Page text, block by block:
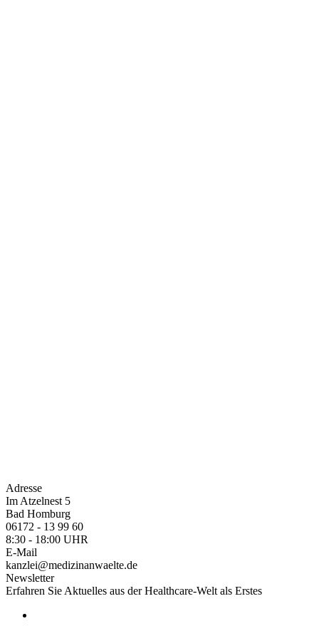
Adresse
Im Atzelnest 5
Bad Homburg
06172 - 13 99 60
8:30 - 18:00 UHR
E-Mail
kanzlei@medizinanwaelte.de
Newsletter
Erfahren Sie Aktuelles aus der Healthcare-Welt als Erstes